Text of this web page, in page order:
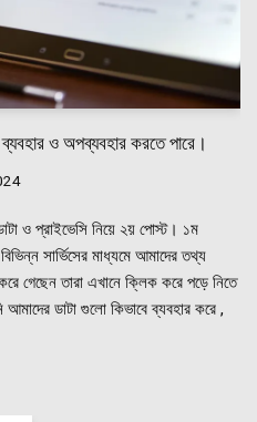
ও অপব্যবহার করতে পারে।
ও প্রাইভেসি নিয়ে ২য় পোস্ট। ১ম
সার্ভিসের মাধ্যমে আমাদের তথ্য
গেছেন তারা এখানে ক্লিক করে পড়ে নিতে
ডাটা গুলো কিভাবে ব্যবহার করে ,